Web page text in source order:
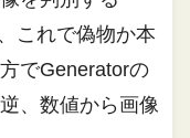
これで偽物か本
でGeneratorの
、数値から画像